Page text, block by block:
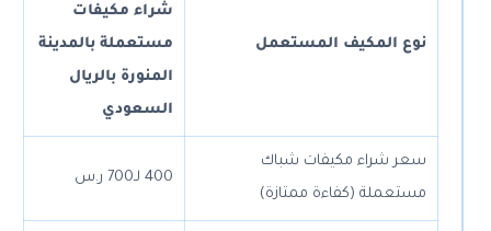
نوع المكيف المستعمل
شراء مكيفات
مستعملة بالمدينة
المنورة بالريال
السعودي
سعر شراء مكيفات شباك
مستعملة (كفاءة ممتازة)
400 لـ700 ر.س